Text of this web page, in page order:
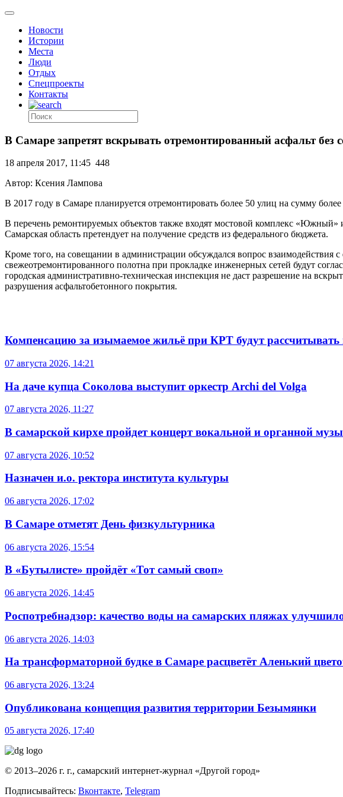
Новости
Истории
Места
Люди
Отдых
Спецпроекты
Контакты
В Самаре запретят вскрывать отремонтированный асфальт без
18 апреля 2017, 11:45 448
Автор: Ксения Лампова
В 2017 году в Самаре планируется отремонтировать более 50 улиц на сумму
В перечень ремонтируемых объектов также входят мостовой комплекс
Самарская область претендует на получение средств из федерального бюджета.
Кроме того, на совещании в администрации обсуждался вопрос
свежеотремонтированного полотна при прокладке инженерных сетей будут
городская административно-техническая инспекция не даст разрешение на
разрушения асфальтобетонного покрытия.
Компенсацию за изымаемое жильё при КРТ будут
07 августа 2026, 14:21
На даче купца Соколова выступит оркестр Archi del Volga
07 августа 2026, 11:27
В самарской кирхе пройдет концерт вокальной и органной
07 августа 2026, 10:52
Назначен и.о. ректора института культуры
06 августа 2026, 17:02
В Самаре отметят День физкультурника
06 августа 2026, 15:54
В «Бутылисте» пройдёт «Тот самый своп»
06 августа 2026, 14:45
Роспотребнадзор: качество воды на самарских пляжах
06 августа 2026, 14:03
На трансформаторной будке в Самаре расцветёт Аленький
06 августа 2026, 13:24
Опубликована концепция развития территории Безымянки
05 августа 2026, 17:40
© 2013–2026 г. г., самарский интернет-журнал «Другой город»
Подписывайтесь: Вконтакте, Telegram